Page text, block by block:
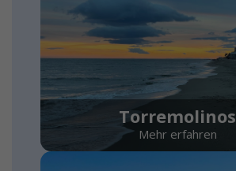
Torremolinos
Mehr erfahren